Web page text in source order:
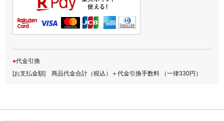
代金引換
[お支払金額] 商品代金合計（税込）＋代金引換手数料 （一律330円）